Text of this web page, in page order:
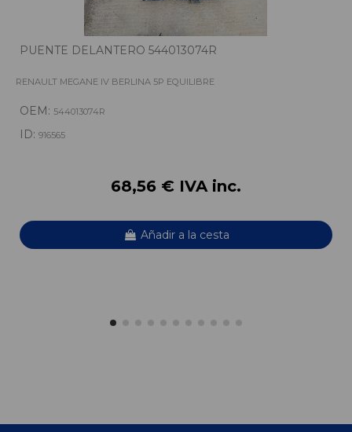
PUENTE DELANTERO 544013074R
RENAULT MEGANE IV BERLINA 5P EQUILIBRE
OEM: 544013074R
ID: 916565
68,56 € IVA inc.
Añadir a la cesta